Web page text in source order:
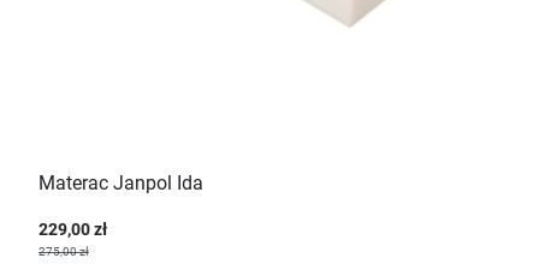
Materac Janpol Ida
229,00 zł
275,00 zł